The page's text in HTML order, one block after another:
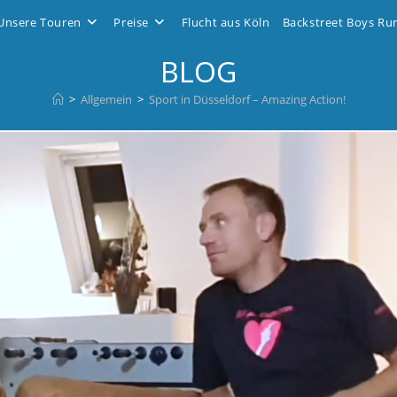
Touren Preise Flucht aus Köln Backstreet Boys
BLOG
> Allgemein > Sport in Düsseldorf – Amazing Action!